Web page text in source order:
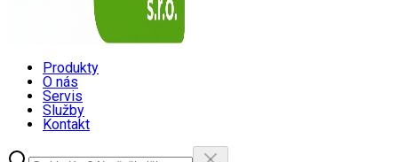
Produkty
O nás
Servis
Služby
Kontakt